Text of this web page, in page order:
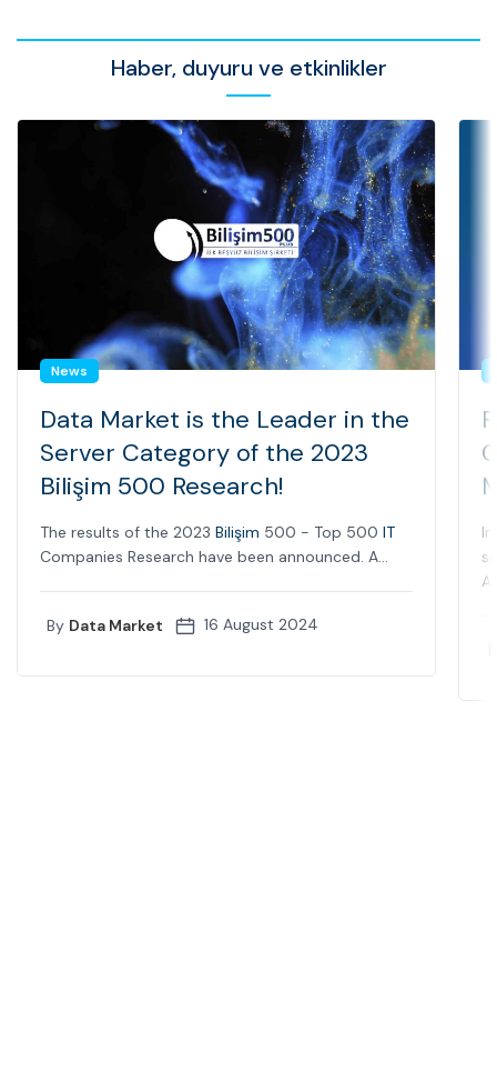
Haber, duyuru ve etkinlikler
News
Data Market is the Leader in the
Server Category of the 2023
Bilişim 500 Research!
The results of the 2023 Bilişim 500 - Top 500 IT
Companies Research have been announced. A...
By Data Market 16 August 2024